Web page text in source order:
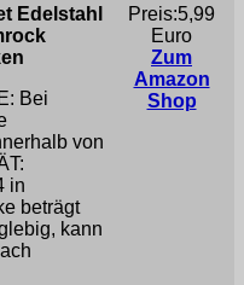
Edelstahl
Bei
von
in
beträgt
kann
Preis:5,99
Euro
Zum
Amazon
Shop